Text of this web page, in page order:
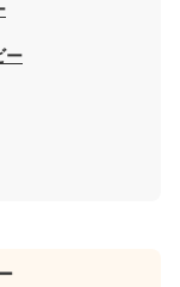
ー